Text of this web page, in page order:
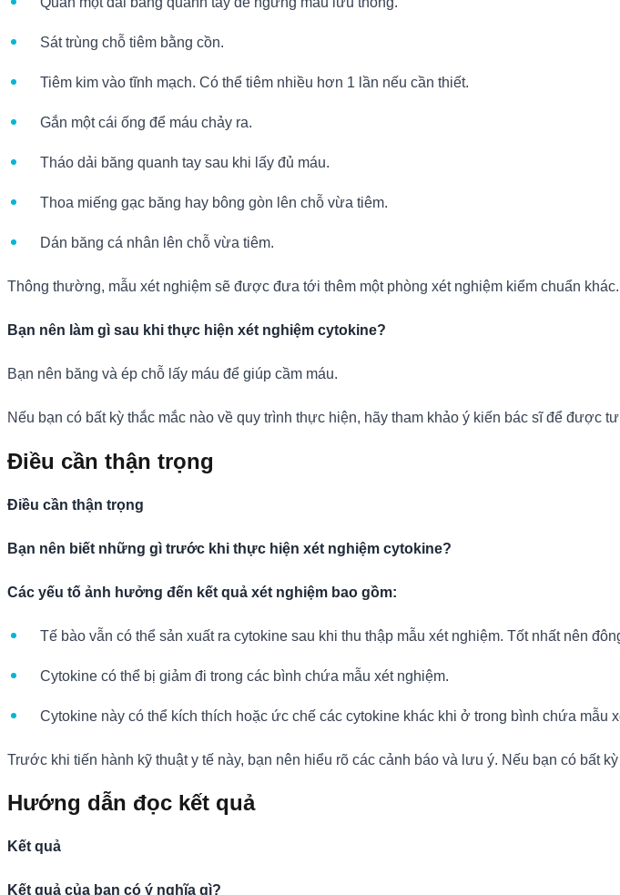
Sát trùng chỗ tiêm bằng cồn.
Tiêm kim vào tĩnh mạch. Có thể tiêm nhiều hơn 1 lần nếu cần thiết.
Gắn một cái ống để máu chảy ra.
Tháo dải băng quanh tay sau khi lấy đủ máu.
Thoa miếng gạc băng hay bông gòn lên chỗ vừa tiêm.
Dán băng cá nhân lên chỗ vừa tiêm.
Thông thường, mẫu xét nghiệm sẽ được đưa tới thêm một phòng xét nghiệm kiểm chuẩn khác.
Bạn nên làm gì sau khi thực hiện xét nghiệm cytokine?
Bạn nên băng và ép chỗ lấy máu để giúp cầm máu.
Nếu bạn có bất kỳ thắc mắc nào về quy trình thực hiện, hãy tham khảo ý kiến bác sĩ để được
Điều cần thận trọng
Điều cần thận trọng
Bạn nên biết những gì trước khi thực hiện xét nghiệm cytokine?
Các yếu tố ảnh hưởng đến kết quả xét nghiệm bao gồm:
Tế bào vẫn có thể sản xuất ra cytokine sau khi thu thập mẫu xét nghiệm. Tốt nhất nên
Cytokine có thể bị giảm đi trong các bình chứa mẫu xét nghiệm.
Cytokine này có thể kích thích hoặc ức chế các cytokine khác khi ở trong bình chứa mẫu
Trước khi tiến hành kỹ thuật y tế này, bạn nên hiểu rõ các cảnh báo và lưu ý. Nếu bạn có bất
Hướng dẫn đọc kết quả
Kết quả
Kết quả của bạn có ý nghĩa gì?